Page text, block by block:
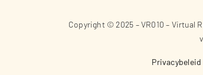
Copyright © 2025 – VR010 – Virtual
Privacybeleid